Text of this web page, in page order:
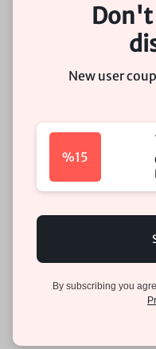
Don't
New user
%15
By subscribing you